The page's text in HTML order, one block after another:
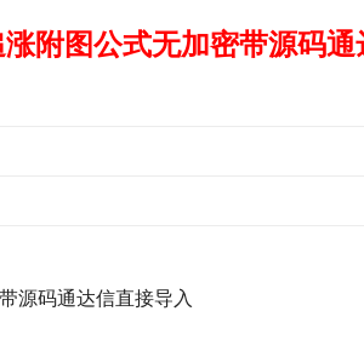
附图公式无加密带源码
源码通达信直接导入